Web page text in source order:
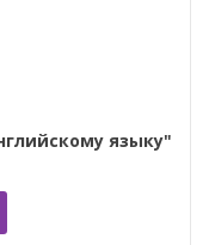
языку"